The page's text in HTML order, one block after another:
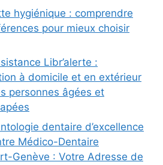
hygiénique : comprendre
pour mieux choisir
Libr’alerte :
à domicile et en extérieur
personnes âgées et
dentaire d’excellence
Médico-Dentaire
Genève : Votre Adresse de